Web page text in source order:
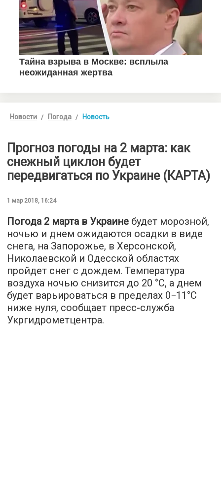
Новости Погода Новость
Прогноз погоды на 2 марта: как
снежный циклон будет
передвигаться по Украине (КАРТА)
1 мар 2018, 16:24
Погода 2 марта в Украине будет морозной,
ночью и днем ожидаются осадки в виде
снега, на Запорожье, в Херсонской,
Николаевской и Одесской областях
пройдет снег с дождем. Температура
воздуха ночью снизится до 20 °C, а днем
будет варьироваться в пределах 0−11°С
ниже нуля, сообщает пресс-служба
Укргидрометцентра.